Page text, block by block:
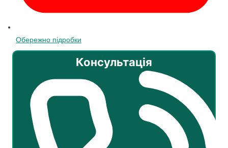
Обережно підробки
Консультація